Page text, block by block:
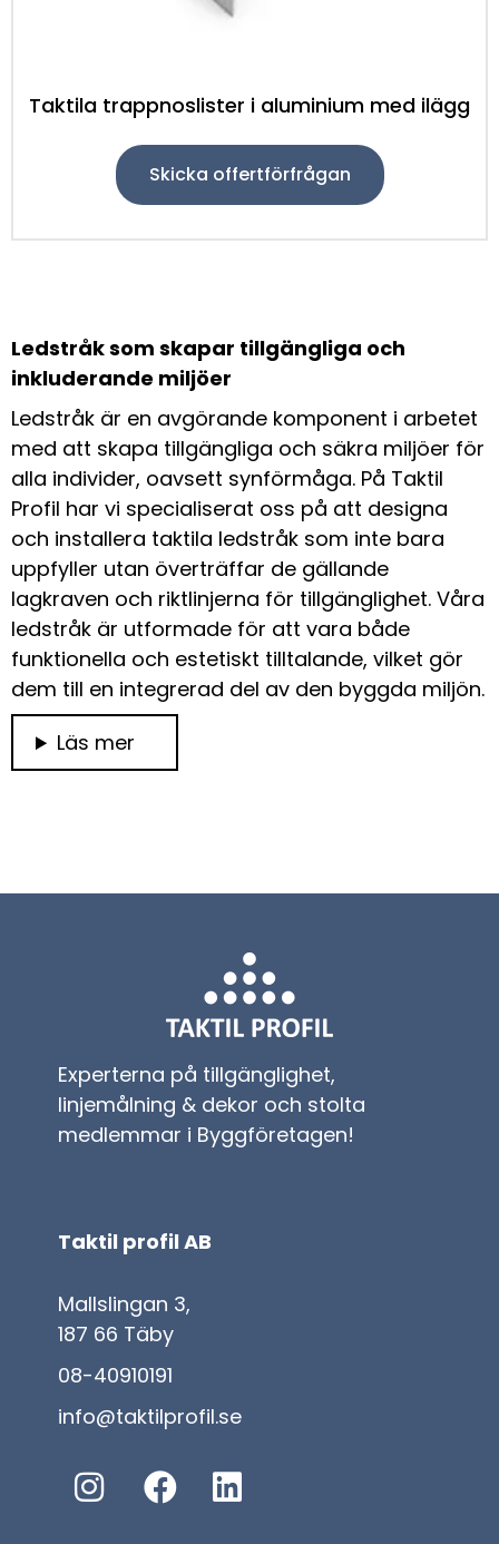
Taktila trappnoslister i aluminium med ilägg
Skicka offertförfrågan
Ledstråk som skapar tillgängliga och
inkluderande miljöer
Ledstråk är en avgörande komponent i arbetet
med att skapa tillgängliga och säkra miljöer för
alla individer, oavsett synförmåga. På Taktil
Profil har vi specialiserat oss på att designa
och installera taktila ledstråk som inte bara
uppfyller utan överträffar de gällande
lagkraven och riktlinjerna för tillgänglighet. Våra
ledstråk är utformade för att vara både
funktionella och estetiskt tilltalande, vilket gör
dem till en integrerad del av den byggda miljön.
Läs mer
Experterna på tillgänglighet,
linjemålning & dekor och stolta
medlemmar i Byggföretagen!
Taktil profil AB
Mallslingan 3,
187 66 Täby
08-40910191
info@taktilprofil.se